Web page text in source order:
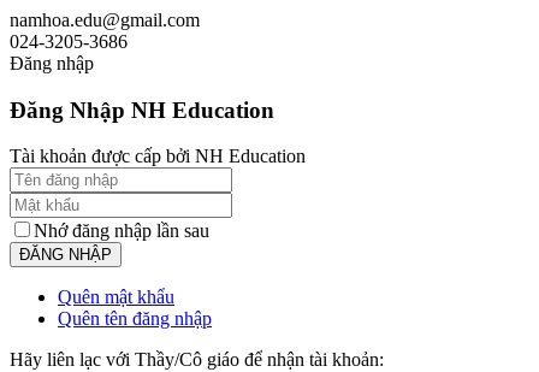
namhoa.edu@gmail.com
024-3205-3686
Đăng nhập
Đăng Nhập NH Education
Tài khoản được cấp bởi NH Education
Nhớ đăng nhập lần sau
Quên mật khẩu
Quên tên đăng nhập
Hãy liên lạc với Thầy/Cô giáo để nhận tài khoản: